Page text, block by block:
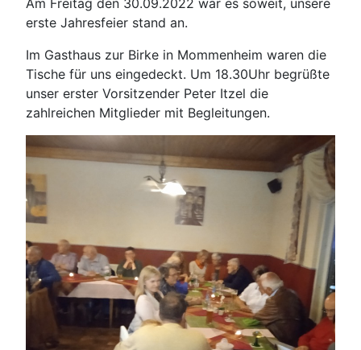
erste Jahresfeier stand an.
Im Gasthaus zur Birke in Mommenheim waren die
Tische für uns eingedeckt. Um 18.30Uhr begrüßte
unser erster Vorsitzender Peter Itzel die
zahlreichen Mitglieder mit Begleitungen.